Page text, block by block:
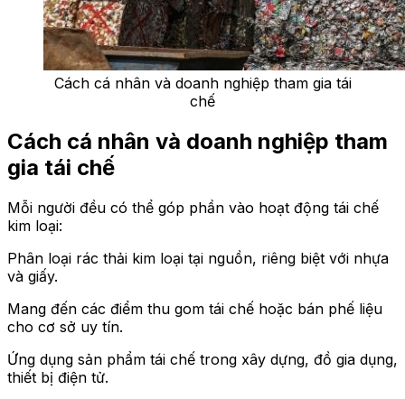
Cách cá nhân và doanh nghiệp tham gia tái
chế
Cách cá nhân và doanh nghiệp tham
gia tái chế
Mỗi người đều có thể góp phần vào hoạt động tái chế
kim loại:
Phân loại rác thải kim loại tại nguồn, riêng biệt với nhựa
và giấy.
Mang đến các điểm thu gom tái chế hoặc bán phế liệu
cho cơ sở uy tín.
Ứng dụng sản phẩm tái chế trong xây dựng, đồ gia dụng,
thiết bị điện tử.